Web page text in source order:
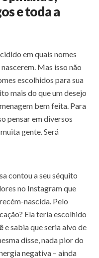
e toda a
em quais nomes
Mas isso não
escolhidos para sua
mais do que um desejo
bem feita. Para
pensar em diversos
gente. Será
contou a seu séquito
no Instagram que
nascida. Pelo
Ela teria escolhido
e sabia que seria alvo de
disse, nada pior do
negativa – ainda